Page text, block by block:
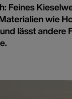
Feines
wie
lässt andere